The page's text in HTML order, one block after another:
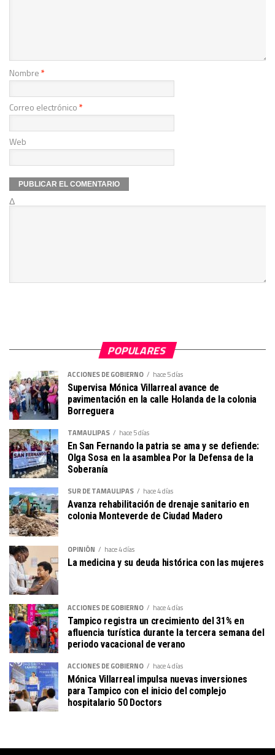
Nombre*
Correo electrónico*
Web
Δ
POPULARES
ACCIONES DE GOBIERNO hace 5 días
Supervisa Mónica Villarreal avance de
pavimentación en la calle Holanda de la colonia
Borreguera
TAMAULIPAS hace 5 días
En San Fernando la patria se ama y se defiende:
Olga Sosa en la asamblea Por la Defensa de la
Soberanía
SUR DE TAMAULIPAS hace 4 días
Avanza rehabilitación de drenaje sanitario en
colonia Monteverde de Ciudad Madero
OPINIÓN hace 4 días
La medicina y su deuda histórica con las mujeres
ACCIONES DE GOBIERNO hace 4 días
Tampico registra un crecimiento del 31% en
afluencia turística durante la tercera semana del
periodo vacacional de verano
ACCIONES DE GOBIERNO hace 4 días
Mónica Villarreal impulsa nuevas inversiones
para Tampico con el inicio del complejo
hospitalario 50 Doctors